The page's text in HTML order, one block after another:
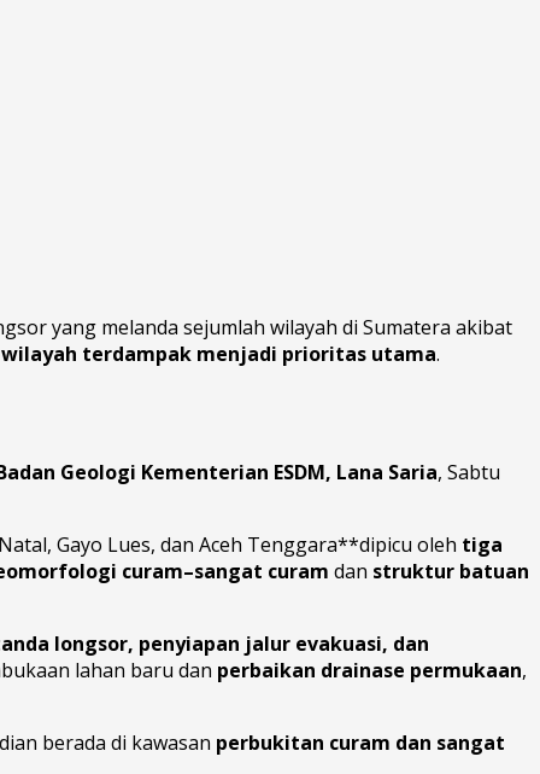
yang melanda sejumlah wilayah di Sumatera akibat
terdampak menjadi prioritas utama.
Geologi Kementerian ESDM, Lana Saria, Sabtu
Gayo Lues, dan Aceh Tenggara**dipicu oleh tiga
curam–sangat curam dan struktur batuan
longsor, penyiapan jalur evakuasi, dan
lahan baru dan perbaikan drainase permukaan,
berada di kawasan perbukitan curam dan sangat